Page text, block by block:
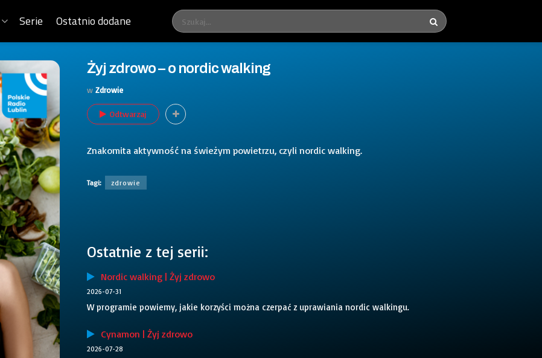
Serie Ostatnio dodane
Żyj zdrowo – o nordic walking
w Zdrowie
Odtwarzaj
Znakomita aktywność na świeżym powietrzu, czyli nordic walking.
Tagi: zdrowie
Ostatnie z tej serii:
Nordic walking | Żyj zdrowo
2026-07-31
W programie powiemy, jakie korzyści można czerpać z uprawiania nordic walkingu.
Cynamon | Żyj zdrowo
2026-07-28